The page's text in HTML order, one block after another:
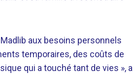
aux besoins personnels
temporaires, des coûts de
qui a touché tant de vies », a